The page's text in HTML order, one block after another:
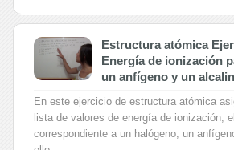
Estructura atómica
Energía de ionización
un anfígeno y un
En este ejercicio de estructura atómica
lista de valores de energía de ionización,
correspondiente a un halógeno, un